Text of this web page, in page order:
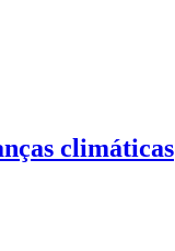
climáticas